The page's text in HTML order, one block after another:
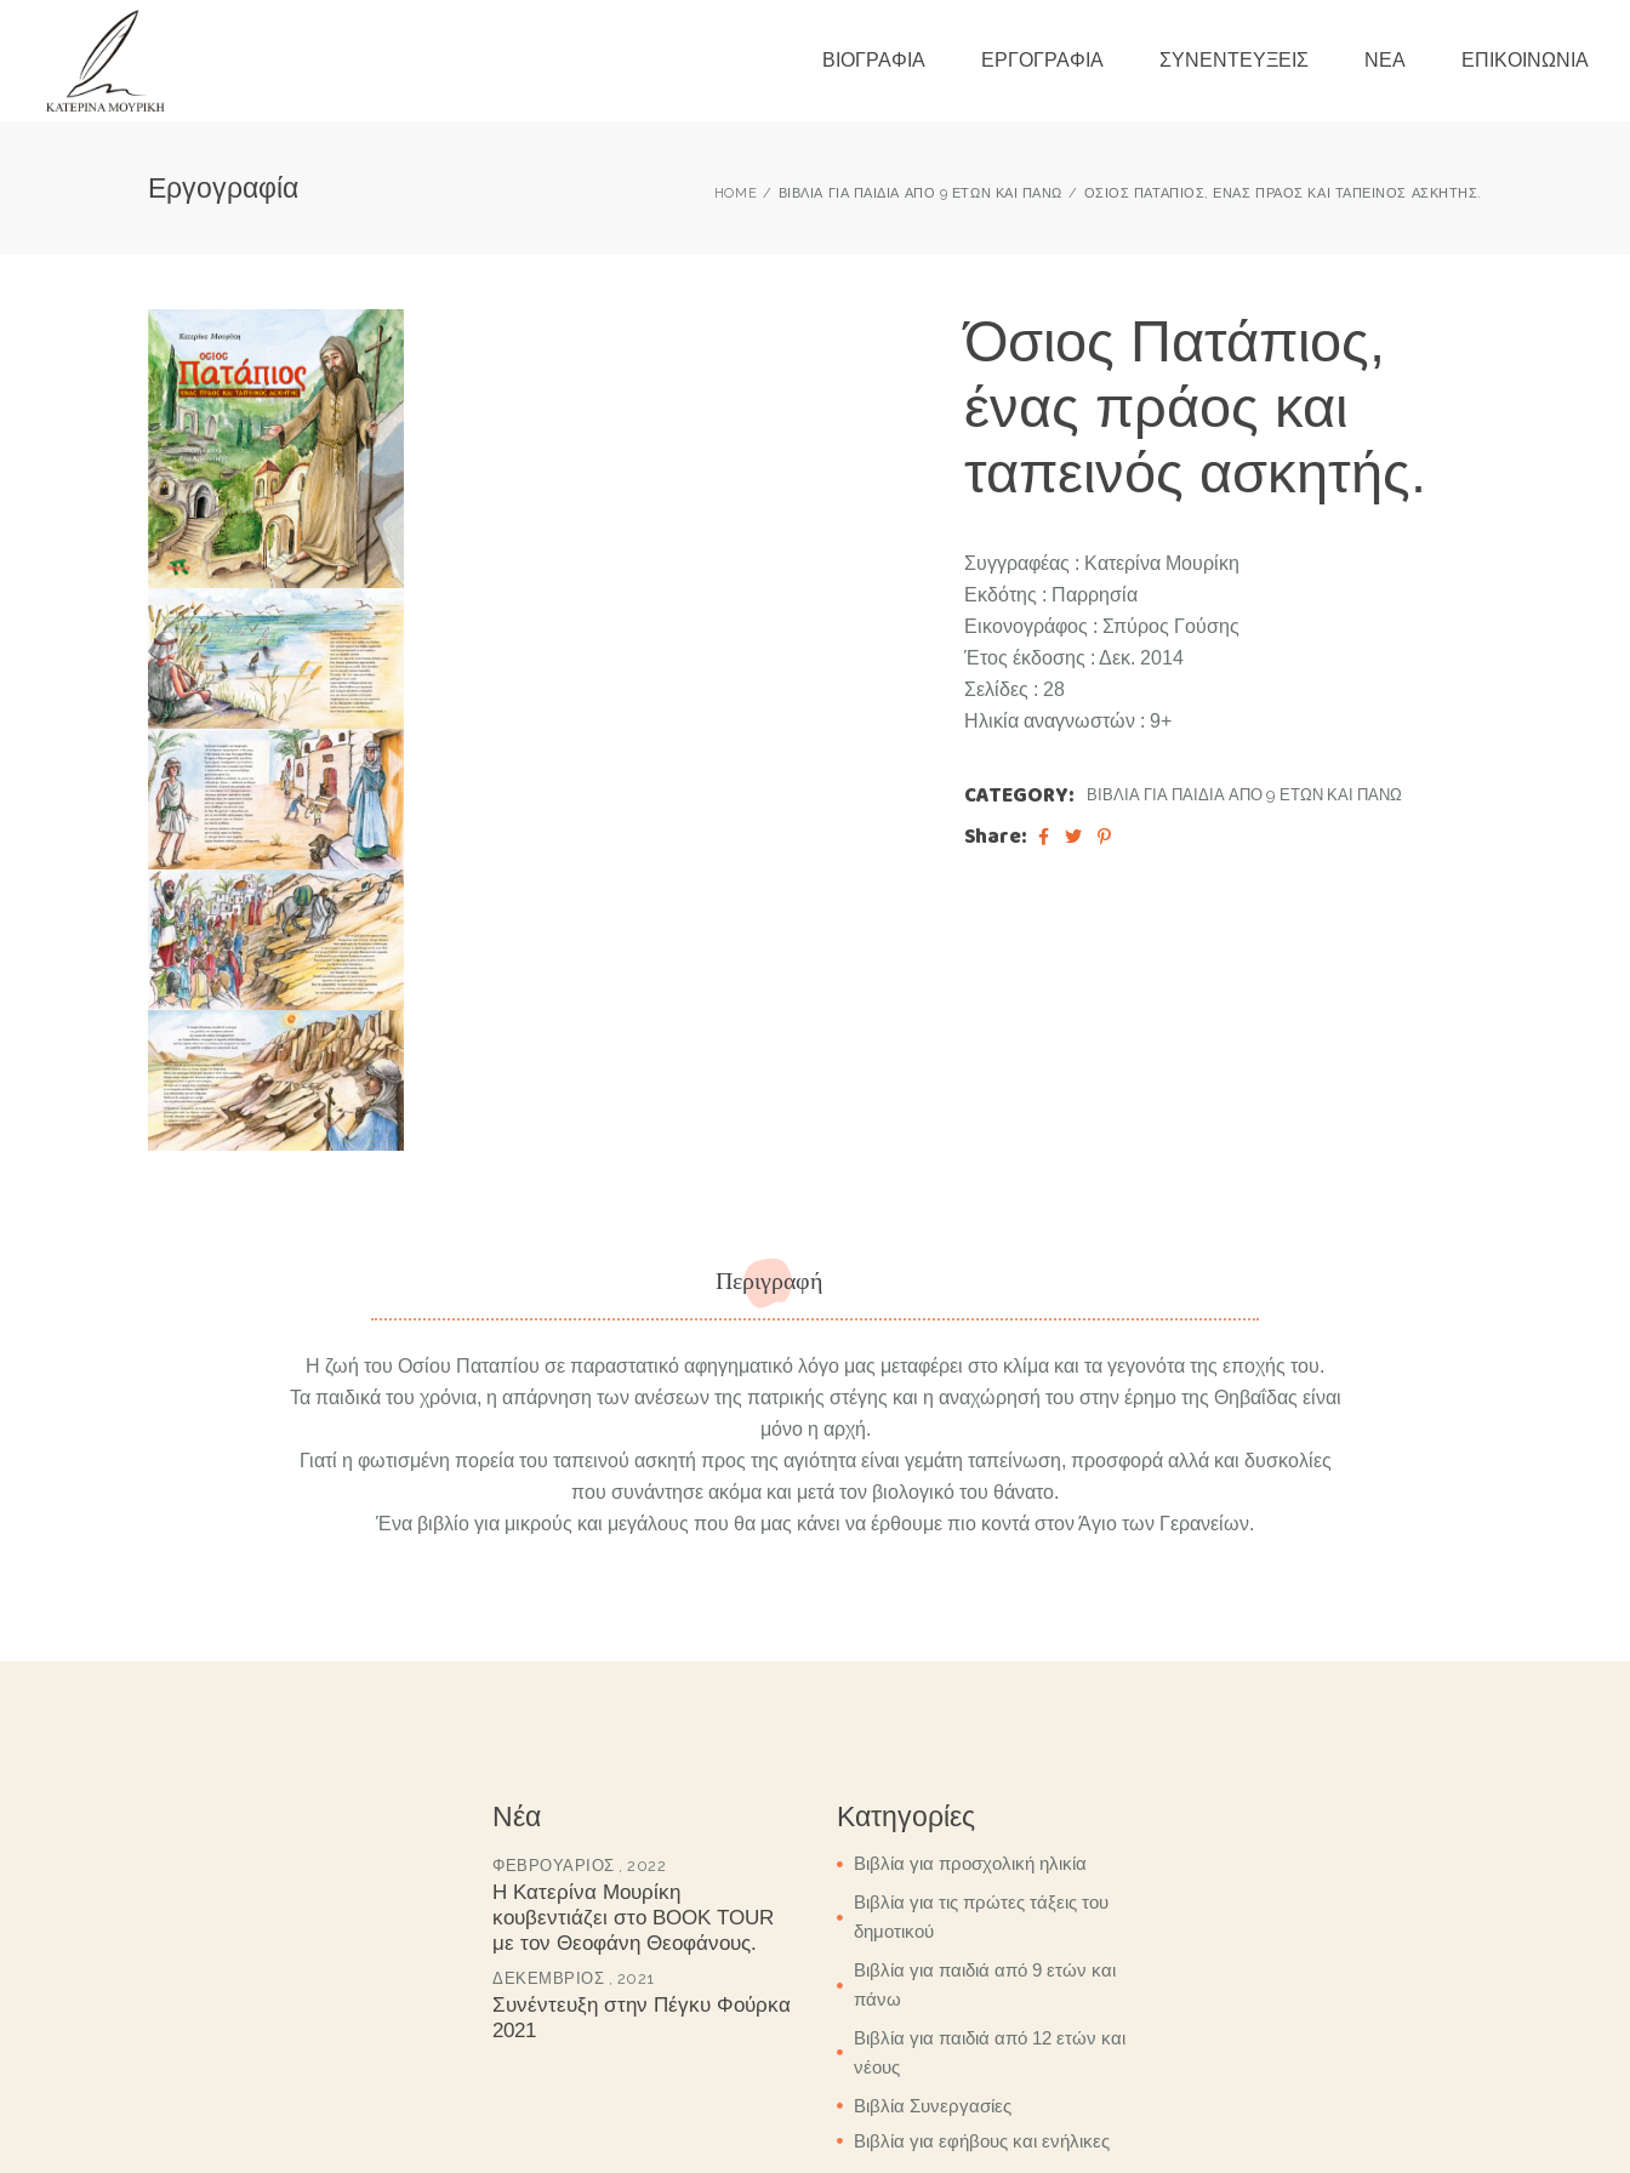
ΒΙΟΓΡΑΦΊΑ ΕΡΓΟΓΡΑΦΊΑ ΣΥΝΕΝΤΕΎΞΕΙΣ ΝΈΑ ΕΠΙΚΟΙΝΩΝΊΑ
Εργογραφία HOME ΒΙΒΛΊΑ ΓΙΑ ΠΑΙΔΙΆ ΑΠΌ 9 ΕΤΏΝ ΚΑΙ ΠΆΝΩ ΌΣΙΟΣ ΠΑΤΆΠΙΟΣ, ΈΝΑΣ ΠΡΆΟΣ ΚΑΙ ΤΑΠΕΙΝΌΣ ΑΣΚΗΤΉΣ.
Όσιος Πατάπιος,
ένας πράος και
ταπεινός ασκητής.
Συγγραφέας : Κατερίνα Μουρίκη
Εκδότης : Παρρησία
Εικονογράφος : Σπύρος Γούσης
Έτος έκδοσης : Δεκ. 2014
Σελίδες : 28
Ηλικία αναγνωστών : 9+
CATEGORY: ΒΙΒΛΊΑ ΓΙΑ ΠΑΙΔΙΆ ΑΠΌ 9 ΕΤΏΝ ΚΑΙ ΠΆΝΩ
Share:
Περιγραφή
Η ζωή του Οσίου Παταπίου σε παραστατικό αφηγηματικό λόγο μας μεταφέρει στο κλίμα και τα γεγονότα της εποχής του.
Τα παιδικά του χρόνια, η απάρνηση των ανέσεων της πατρικής στέγης και η αναχώρησή του στην έρημο της Θηβαΐδας είναι
μόνο η αρχή.
Γιατί η φωτισμένη πορεία του ταπεινού ασκητή προς της αγιότητα είναι γεμάτη ταπείνωση, προσφορά αλλά και δυσκολίες
που συνάντησε ακόμα και μετά τον βιολογικό του θάνατο.
Ένα βιβλίο για μικρούς και μεγάλους που θα μας κάνει να έρθουμε πιο κοντά στον Άγιο των Γερανείων.
Νέα
ΦΕΒΡΟΥΆΡΙΟΣ , 2022
Η Κατερίνα Μουρίκη
κουβεντιάζει στο BOOK TOUR
με τον Θεοφάνη Θεοφάνους.
ΔΕΚΈΜΒΡΙΟΣ , 2021
Συνέντευξη στην Πέγκυ Φούρκα
2021
Κατηγορίες
Βιβλία για προσχολική ηλικία
Βιβλία για τις πρώτες τάξεις του
δημοτικού
Βιβλία για παιδιά από 9 ετών και
πάνω
Βιβλία για παιδιά από 12 ετών και
νέους
Βιβλία Συνεργασίες
Βιβλία για εφήβους και ενήλικες